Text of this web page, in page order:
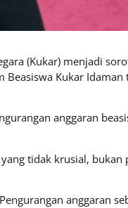
(Kukar) menjadi
Beasiswa Kukar Idaman
anggaran
tidak krusial, bukan
anggaran